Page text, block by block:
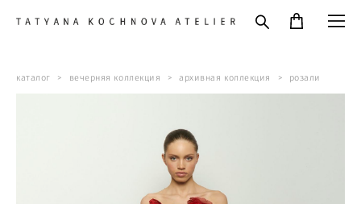
каталог > вечерняя коллекция > архивная коллекция > розали